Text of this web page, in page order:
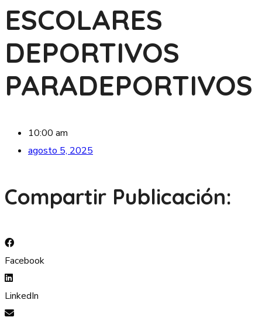
ESCOLARES
DEPORTIVOS
PARADEPORTIVOS
10:00 am
agosto 5, 2025
Compartir Publicación:
Facebook
LinkedIn